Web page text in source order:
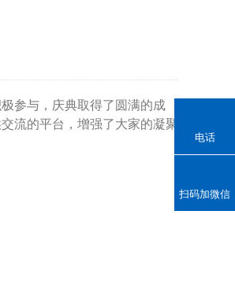
参与，庆典取得了圆满的成
流的平台，增强了大家的凝聚
电话
扫码加微信